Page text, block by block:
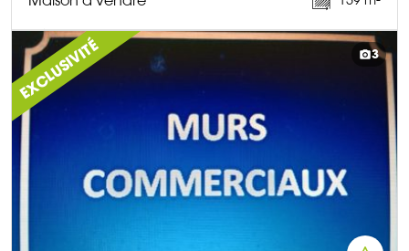
DÉCOUVRIR CE BIEN
EXCLUSIVITÉ 3